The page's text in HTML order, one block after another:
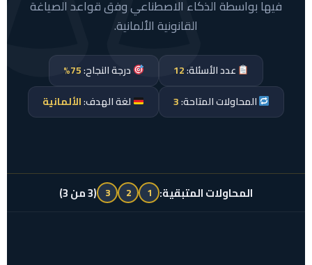
فيها بواسطة الذكاء الاصطناعي وفق قواعد الصياغة
القانونية الألمانية.
عدد الأسئلة:12 درجة النجاح:75%
المحاولات المتاحة:3 لغة الهدف:الألمانية
المحاولات المتبقية: 1
2
3 (3 من 3)